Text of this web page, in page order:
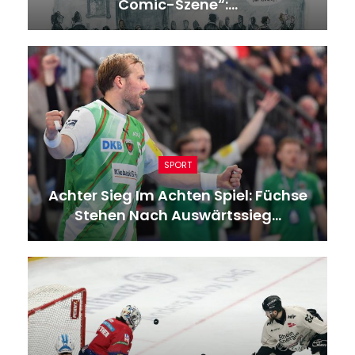
Comic-Szene“:…
SPORT
Achter Sieg Im Achten Spiel: Füchse
Stehen Nach Auswärtssieg…